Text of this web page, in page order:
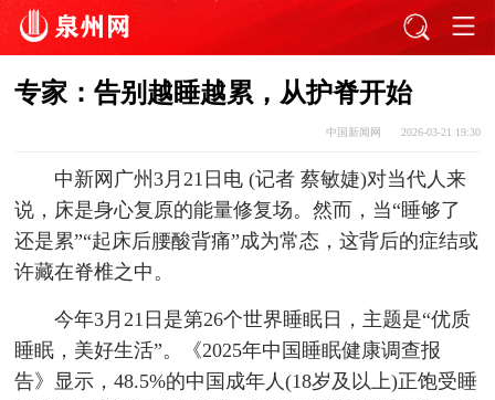
专家：告别越睡越累，从护脊开始
中国新闻网 2026-03-21 19:30
中新网广州3月21日电 (记者 蔡敏婕)对当代人来
说，床是身心复原的能量修复场。然而，当“睡够了
还是累”“起床后腰酸背痛”成为常态，这背后的症结或
许藏在脊椎之中。
今年3月21日是第26个世界睡眠日，主题是“优质
睡眠，美好生活”。《2025年中国睡眠健康调查报
告》显示，48.5%的中国成年人(18岁及以上)正饱受睡